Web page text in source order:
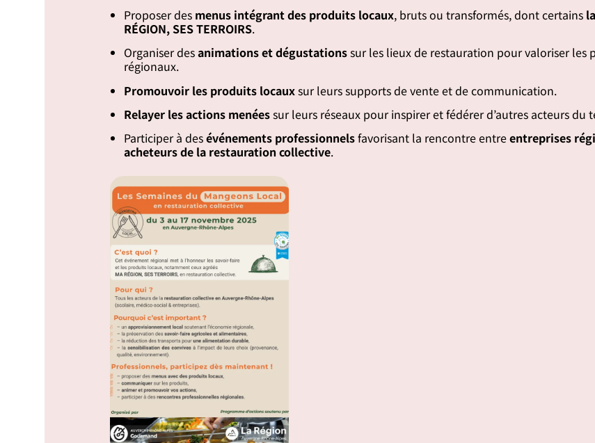
Proposer des menus intégrant des produits locaux, bruts ou transformés, dont certains
RÉGION, SES TERROIRS.
Organiser desanimations et dégustationssur les lieux de restauration pour valoriser les
régionaux.
Promouvoir les produits locauxsur leurs supports de vente et de communication.
Relayer les actions menéessur leurs réseaux pour inspirer et fédérer d’autres acteurs du
Participer à desévénements professionnelsfavorisant la rencontre entreentreprises
acheteurs de la restauration collective.